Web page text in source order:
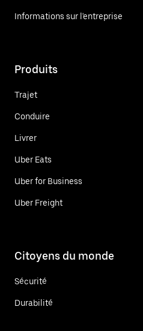
Informations sur l'entreprise
Produits
Trajet
Conduire
Livrer
Uber Eats
Uber for Business
Uber Freight
Citoyens du monde
Sécurité
Durabilité